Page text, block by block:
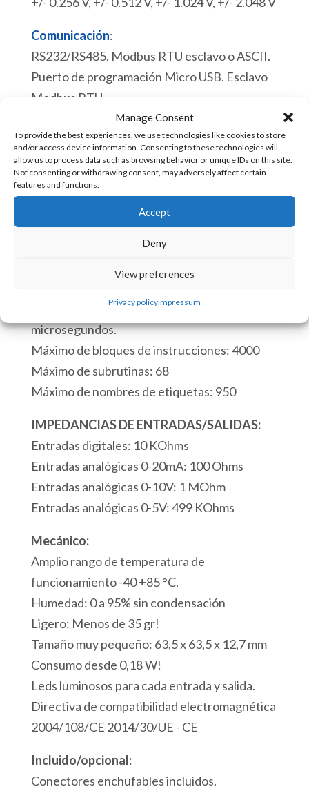
Manage Consent
To provide the best experiences, we use technologies like cookies to store
and/or access device information. Consenting to these technologies will
allow us to process data such as browsing behavior or unique IDs on this site.
Not consenting or withdrawing consent, may adversely affect certain
features and functions.
Accept
Deny
View preferences
Privacy policyImpressum
Comunicación:
RS232/RS485. Modbus RTU esclavo o ASCII.
Puerto de programación Micro USB. Esclavo
Modbus RTU.
ACE
1450
PLC
Digitales
1
Puerto
Serie
RS232/RS485
Modbus/ASCII
Puerto
Modbus
USB
cantidad
Añadir al carrito
Proceso de un ciclo de barrido de 110
microsegundos.
Máximo de bloques de instrucciones: 4000
Máximo de subrutinas: 68
Máximo de nombres de etiquetas: 950
IMPEDANCIAS DE ENTRADAS/SALIDAS:
Entradas digitales: 10 KOhms
Entradas analógicas 0-20mA: 100 Ohms
Entradas analógicas 0-10V: 1 MOhm
Entradas analógicas 0-5V: 499 KOhms
Mecánico:
Amplio rango de temperatura de
funcionamiento -40 +85 °C.
Humedad: 0 a 95% sin condensación
Ligero: Menos de 35 gr!
Tamaño muy pequeño: 63,5 x 63,5 x 12,7 mm
Consumo desde 0,18 W!
Leds luminosos para cada entrada y salida.
Directiva de compatibilidad electromagnética
2004/108/CE 2014/30/UE - CE
Incluido/opcional:
Conectores enchufables incluidos.